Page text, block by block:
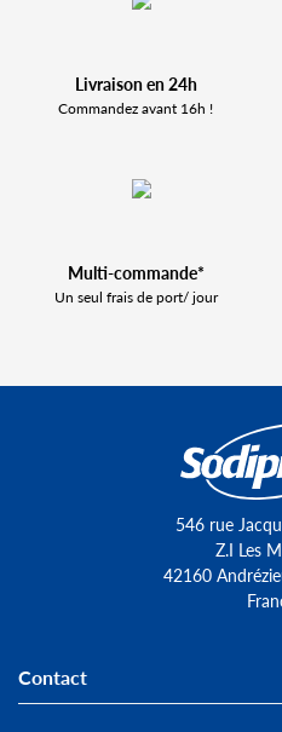
Livraison en 24h
Commandez avant 16h !
Multi-commande*
Un seul frais de port/ jour
546 rue
Z.I Les
42160
Contact